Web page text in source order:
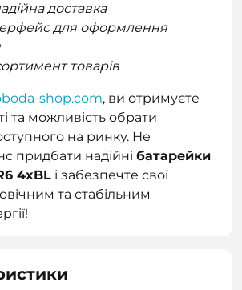
доставка
для оформлення
товарів
shop.com, ви отримуєте
та можливість обрати
на ринку. Не
придбати надійні батарейки
4xBL і забезпечте свої
та стабільним